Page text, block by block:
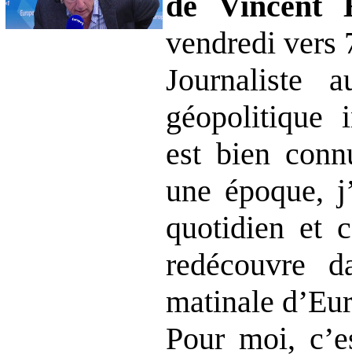
vendredi vers
Journaliste
géopolitique
est bien
une époque,
quotidien et
redécouvre
matinale
Pour moi,